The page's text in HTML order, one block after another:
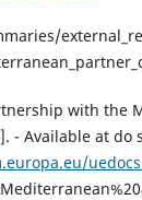
with the
- Available at do